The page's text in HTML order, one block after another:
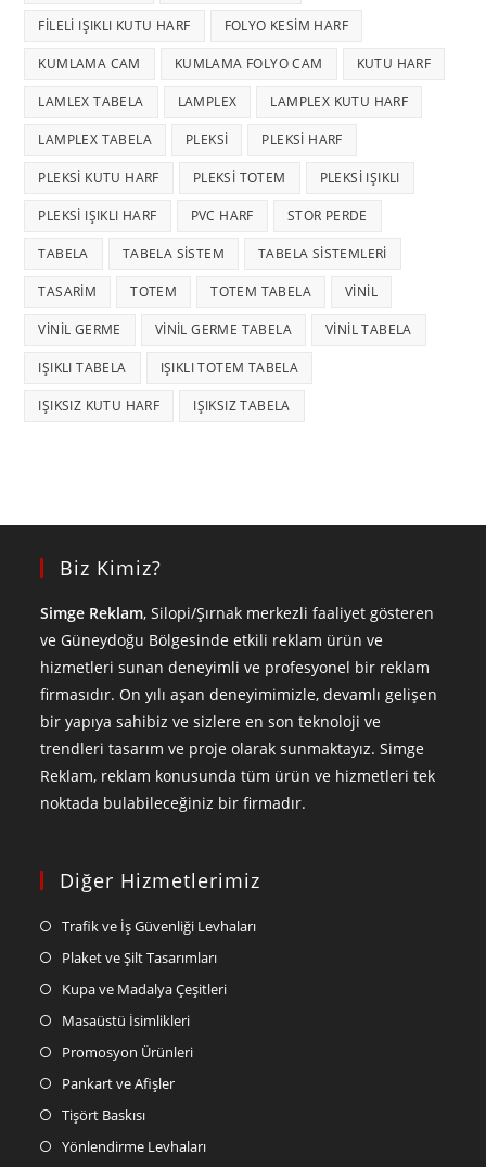
FILELI IŞIKLI KUTU HARF FOLYO KESIM HARF
KUMLAMA CAM KUMLAMA FOLYO CAM KUTU HARF
LAMLEX TABELA LAMPLEX LAMPLEX KUTU HARF
LAMPLEX TABELA PLEKSI PLEKSI HARF
PLEKSI KUTU HARF PLEKSI TOTEM PLEKSI IŞIKLI
PLEKSI IŞIKLI HARF PVC HARF STOR PERDE
TABELA TABELA SISTEM TABELA SISTEMLERI
TASARIM TOTEM TOTEM TABELA VINIL
VINIL GERME VINIL GERME TABELA VINIL TABELA
IŞIKLI TABELA IŞIKLI TOTEM TABELA
IŞIKSIZ KUTU HARF IŞIKSIZ TABELA
Biz Kimiz?
Simge Reklam, Silopi/Şırnak merkezli faaliyet gösteren
ve Güneydoğu Bölgesinde etkili reklam ürün ve
hizmetleri sunan deneyimli ve profesyonel bir reklam
firmasıdır. On yılı aşan deneyimimizle, devamlı gelişen
bir yapıya sahibiz ve sizlere en son teknoloji ve
trendleri tasarım ve proje olarak sunmaktayız. Simge
Reklam, reklam konusunda tüm ürün ve hizmetleri tek
noktada bulabileceğiniz bir firmadır.
Diğer Hizmetlerimiz
Trafik ve İş Güvenliği Levhaları
Plaket ve Şilt Tasarımları
Kupa ve Madalya Çeşitleri
Masaüstü İsimlikleri
Promosyon Ürünleri
Pankart ve Afişler
Tişört Baskısı
Yönlendirme Levhaları